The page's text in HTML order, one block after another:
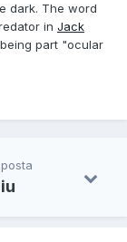
dark. The word
in Jack
part "ocular